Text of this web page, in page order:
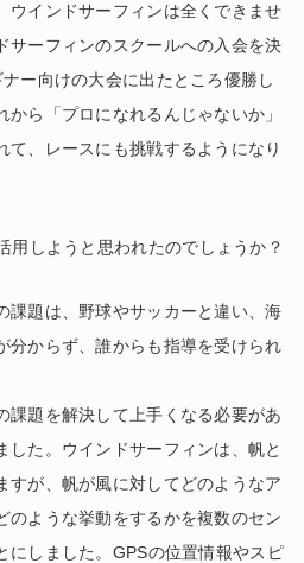
ウインドサーフィンは全くできませ
サーフィンのスクールへの入会を決
ー向けの大会に出たところ優勝し
ら「プロになれるんじゃないか」
て、レースにも挑戦するようになり
用しようと思われたのでしょうか？
課題は、野球やサッカーと違い、海
分からず、誰からも指導を受けられ
課題を解決して上手くなる必要があ
した。ウインドサーフィンは、帆と
すが、帆が風に対してどのようなア
のような挙動をするかを複数のセン
にしました。GPSの位置情報やスピ